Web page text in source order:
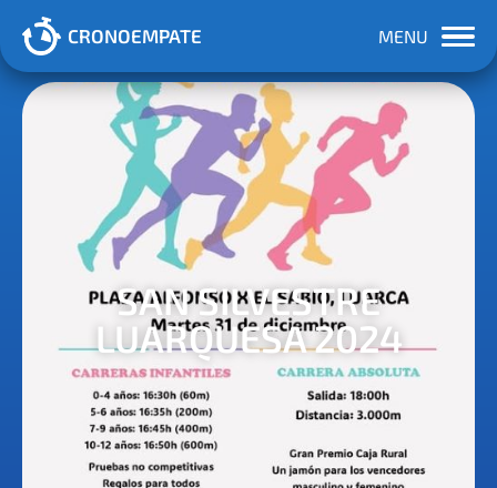
CRONOEMPATE MENU
SAN SILVESTRE
LUARQUESA 2024